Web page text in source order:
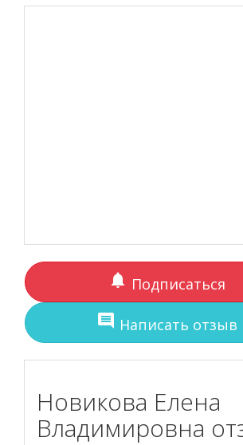
notifications Подписаться
comment Написать отзыв
Новикова Елена
Владимировна